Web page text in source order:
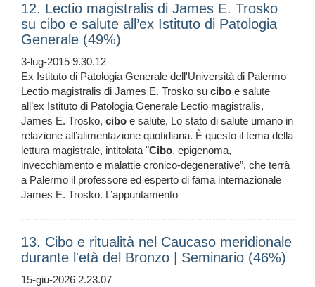
12. Lectio magistralis di James E. Trosko
su cibo e salute all’ex Istituto di Patologia
Generale (49%)
3-lug-2015 9.30.12
Ex Istituto di Patologia Generale dell'Università di Palermo
Lectio magistralis di James E. Trosko su cibo e salute
all’ex Istituto di Patologia Generale Lectio magistralis,
James E. Trosko, cibo e salute, Lo stato di salute umano in
relazione all’alimentazione quotidiana. È questo il tema della
lettura magistrale, intitolata "Cibo, epigenoma,
invecchiamento e malattie cronico-degenerative”, che terrà
a Palermo il professore ed esperto di fama internazionale
James E. Trosko. L’appuntamento
13. Cibo e ritualità nel Caucaso meridionale
durante l'età del Bronzo | Seminario (46%)
15-giu-2026 2.23.07